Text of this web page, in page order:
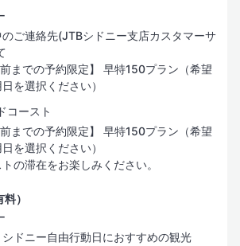
ご連絡先(JTBシドニー支店カスタマーサ
前までの予約限定】 早特150プラン（希望
を選択ください）
コースト
前までの予約限定】 早特150プラン（希望
を選択ください）
の滞在をお楽しみください。
）
シドニー自由行動日におすすめの観光